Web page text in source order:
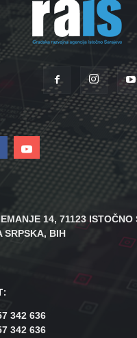
14, 71123 ISTOČNO
SRPSKA, BIH
342 636
342 636